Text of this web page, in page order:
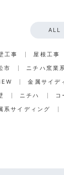
ALL
工事 屋根工事
市
ニチハ窯業
金属サイデ
ニチハ コ
系サイディング